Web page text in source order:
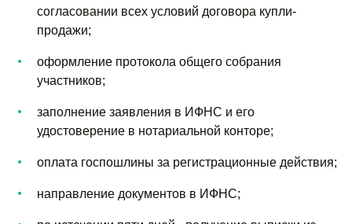
согласовании всех условий договора купли-
продажи;
оформление протокола общего собрания
участников;
заполнение заявления в ИФНС и его
удостоверение в нотариальной конторе;
оплата госпошлины за регистрационные действия;
направление документов в ИФНС;